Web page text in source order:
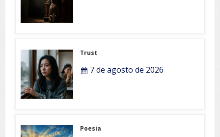
Trust
7 de agosto de 2026
Poesia